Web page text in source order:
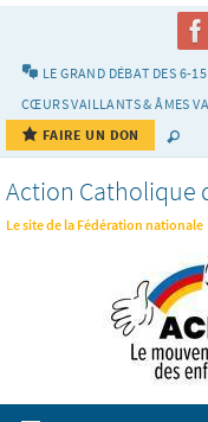
LE GRAND DÉBAT DES 6-
CŒURS VAILLANTS & ÂMES
FAIRE UN DON
Action Catholique
Le site de la Fédération nationale